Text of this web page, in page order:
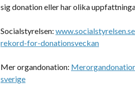
sig donation eller har olika
Socialstyrelsen:
rekord-for-donationsveckan
Mer organdonation:
sverige